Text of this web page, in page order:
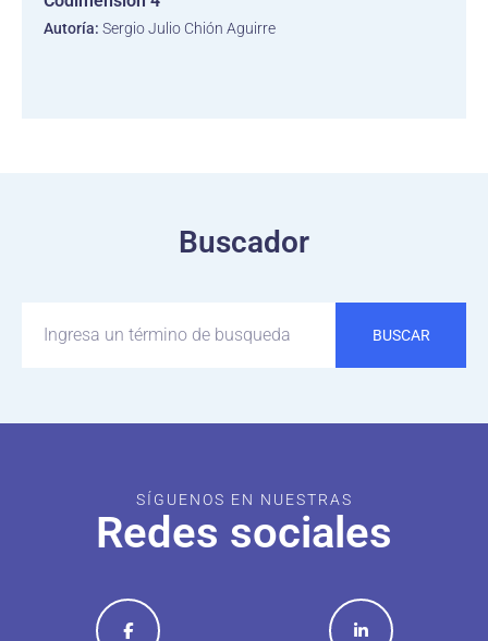
Autoría: Sergio Julio Chión Aguirre
Buscador
BUSCAR
SÍGUENOS EN NUESTRAS
Redes sociales